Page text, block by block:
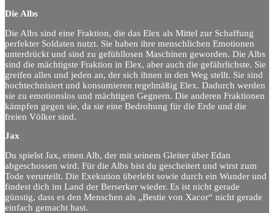
Die Albs
Die Albs sind eine Fraktion, die das Elex als Mittel zur Schaffung
perfekter Soldaten nutzt. Sie haben ihre menschlichen Emotionen
unterdrückt und sind zu gefühllosen Maschinen geworden. Die Albs
sind die mächtigste Fraktion in Elex, aber auch die gefährlichste. Sie
greifen alles und jeden an, der sich ihnen in den Weg stellt. Sie sind
hochtechnisiert und konsumieren regelmäßig Elex. Dadurch werden
sie zu emotionslos und mächtigen Gegnern. Die anderen Fraktionen
kämpfen gegen sie, da sie eine Bedrohung für die Erde und die
freien Völker sind.
Jax
Du spielst Jax, einen Alb, der mit seinem Gleiter über Edan
abgeschossen wird. Für die Albs bist du gescheitert und wirst zum
Tode verurteilt. Die Exekution überlebt sowie durch ein Wunder und
findest dich im Land der Berserker wieder. Es ist nicht gerade
günstig, dass es den Menschen als „Bestie von Xacor“ nicht gerade
einfach gemacht hast.